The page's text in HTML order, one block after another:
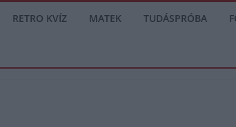
RETRO KVÍZ MATEK TUDÁSPRÓBA